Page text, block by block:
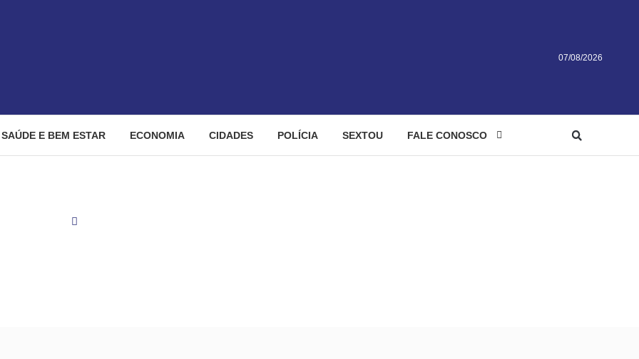
07/08/2026
SAÚDE E BEM ESTAR ECONOMIA CIDADES POLÍCIA SEXTOU FALE CONOSCO